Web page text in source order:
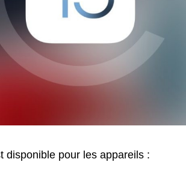
disponible pour les appareils :